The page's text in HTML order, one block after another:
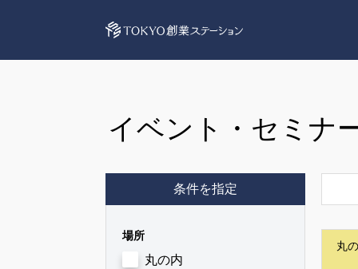
イベント・セミナ
条件を指定
場所
丸の内
丸